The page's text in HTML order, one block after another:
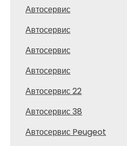
Автосервис
Автосервис
Автосервис
Автосервис
Автосервис 22
Автосервис 38
Автосервис Peugeot